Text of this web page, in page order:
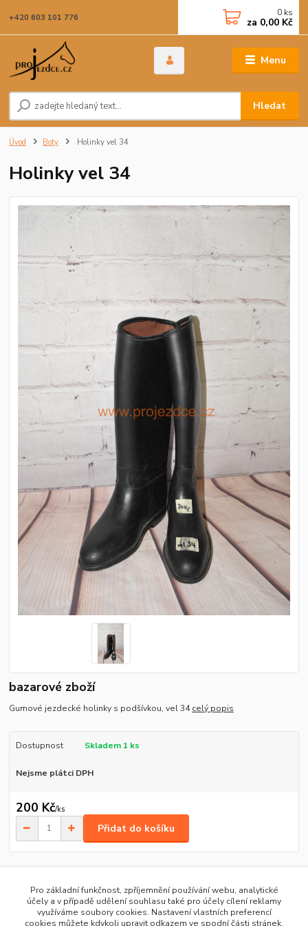
Menu
Hledat
+420 603 101 776 0 ks
za 0,00 Kč
Úvod Boty Holinky vel 34
Holinky vel 34
bazarové zboží
Gumové jezdecké holinky s podšívkou, vel 34celý popis
Dostupnost Skladem 1 ks
Nejsme plátci DPH
200 Kč/ks
Přidat do košíku
Pro základní funkčnost, zpříjemnění používání webu, analytické
účely a v případě udělení souhlasu také pro účely cílení reklamy
využíváme soubory cookies. Nastavení vlastních preferencí
cookies můžete kdykoli upravit odkazem ve spodní části stránek.